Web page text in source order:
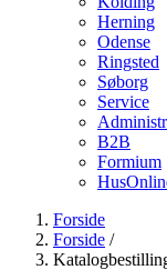
Herning
Odense
Ringsted
Søborg
Service
B2B
Formium
Forside
Forside /